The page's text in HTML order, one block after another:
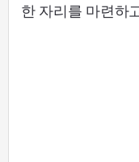
한 자리를 마련하